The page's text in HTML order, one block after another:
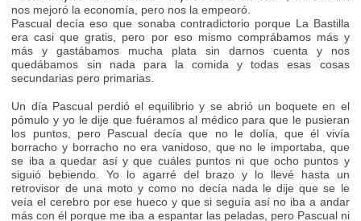
nos mejoró la economía, pero nos la empeoró.
Pascual decía eso que sonaba contradictorio porque La Bastilla
era casi que gratis, pero por eso mismo comprábamos más y
más y gastábamos mucha plata sin darnos cuenta y nos
quedábamos sin nada para la comida y todas esas cosas
secundarias pero primarias.
Un día Pascual perdió el equilibrio y se abrió un boquete en el
pómulo y yo le dije que fuéramos al médico para que le pusieran
los puntos, pero Pascual decía que no le dolía, que él vivía
borracho y borracho no era vanidoso, que no le importaba, que
se iba a quedar así y que cuáles puntos ni que ocho puntos y
siguió bebiendo. Yo lo agarré del brazo y lo llevé hasta un
retrovisor de una moto y como no decía nada le dije que se le
veía el cerebro por ese hueco y que si seguía así no iba a andar
más con él porque me iba a espantar las peladas, pero Pascual ni